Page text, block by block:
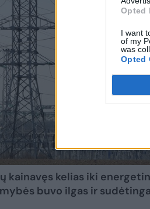
Opted
I want
of my
was
Opted
kainavęs kelias iki
buvo ilgas ir